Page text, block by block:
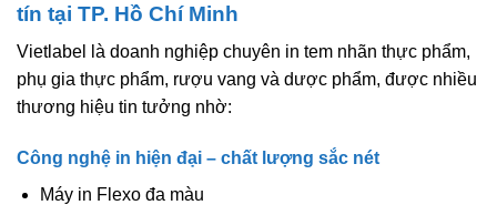
tín tại TP. Hồ Chí Minh
Vietlabel là doanh nghiệp chuyên in tem nhãn thực phẩm,
phụ gia thực phẩm, rượu vang và dược phẩm, được nhiều
thương hiệu tin tưởng nhờ:
Công nghệ in hiện đại – chất lượng sắc nét
Máy in Flexo đa màu